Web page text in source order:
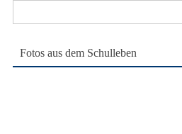
nach:
Fotos aus dem Schulleben